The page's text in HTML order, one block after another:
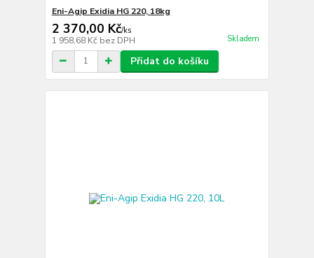
Eni-Agip Exidia HG 220, 18kg
2 370,00 Kč/ks
1 958,68 Kč bez DPH Skladem
Přidat do košíku